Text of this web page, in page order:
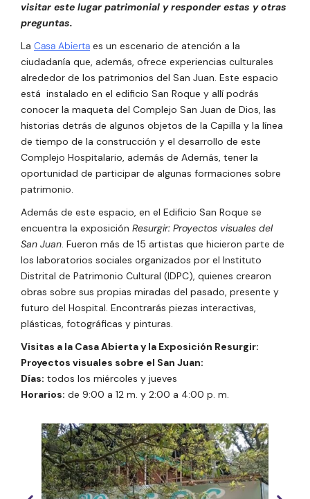
visitar este lugar patrimonial y responder estas y otras
preguntas.
La Casa Abierta es un escenario de atención a la
ciudadanía que, además, ofrece experiencias culturales
alrededor de los patrimonios del San Juan. Este espacio
está instalado en el edificio San Roque y allí podrás
conocer la maqueta del Complejo San Juan de Dios, las
historias detrás de algunos objetos de la Capilla y la línea
de tiempo de la construcción y el desarrollo de este
Complejo Hospitalario, además de Además, tener la
oportunidad de participar de algunas formaciones sobre
patrimonio.
Además de este espacio, en el Edificio San Roque se
encuentra la exposición Resurgir: Proyectos visuales del
San Juan. Fueron más de 15 artistas que hicieron parte de
los laboratorios sociales organizados por el Instituto
Distrital de Patrimonio Cultural (IDPC), quienes crearon
obras sobre sus propias miradas del pasado, presente y
futuro del Hospital. Encontrarás piezas interactivas,
plásticas, fotográficas y pinturas.
Visitas a la Casa Abierta y la Exposición Resurgir:
Proyectos visuales sobre el San Juan:
Días: todos los miércoles y jueves
Horarios: de 9:00 a 12 m. y 2:00 a 4:00 p. m.